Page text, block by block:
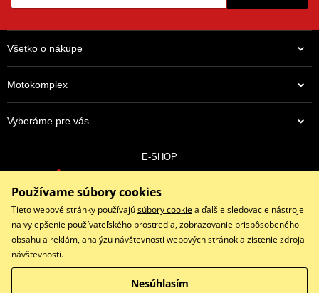
Všetko o nákupe
Motokomplex
Vyberáme pre vás
E-SHOP
objednavky@eshopmotokomplex.sk
Po - Pia: 8:30-17:00 | Nedeľa: ZATVORENÉ
Facebook
Copyright © 2026 www.eshopmotokomplex.sk
Používame súbory cookies
Tieto webové stránky používajúsúbory cookiea ďalšie sledovacie nástroje
na vylepšenie používateľského prostredia, zobrazovanie prispôsobeného
obsahu a reklám, analýzu návštevnosti webových stránok a zistenie zdroja
návštevnosti.
Nesúhlasím